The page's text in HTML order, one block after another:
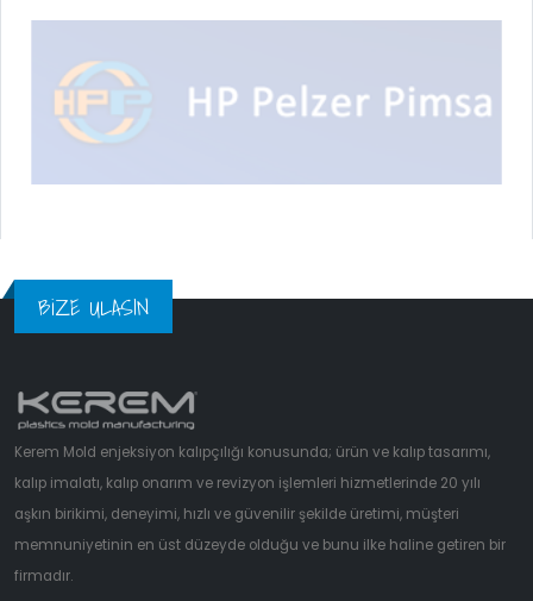
BiZE ULASIN
Kerem Mold enjeksiyon kalıpçılığı konusunda; ürün ve kalıp tasarımı,
kalıp imalatı, kalıp onarım ve revizyon işlemleri hizmetlerinde 20 yılı
aşkın birikimi, deneyimi, hızlı ve güvenilir şekilde üretimi, müşteri
memnuniyetinin en üst düzeyde olduğu ve bunu ilke haline getiren bir
firmadır.